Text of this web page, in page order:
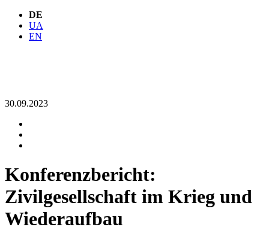
DE
UA
EN
30.09.2023
Konferenzbericht:
Zivilgesellschaft im Krieg und
Wiederaufbau